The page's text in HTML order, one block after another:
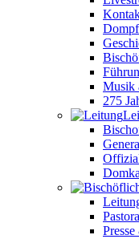
Musik
275